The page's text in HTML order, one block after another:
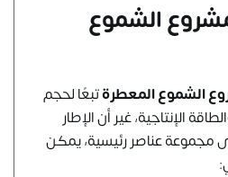
الشموع
الشموع المعطرةتبعًا لحجم
الإنتاجية، غير أن الإطار
مجموعة عناصر رئيسية، يمكن